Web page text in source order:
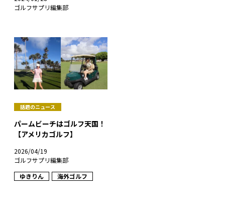
話題のニュース
パームビーチはゴルフ天国！
【アメリカゴルフ】
2026/04/19
ゆきりん
海外ゴルフ